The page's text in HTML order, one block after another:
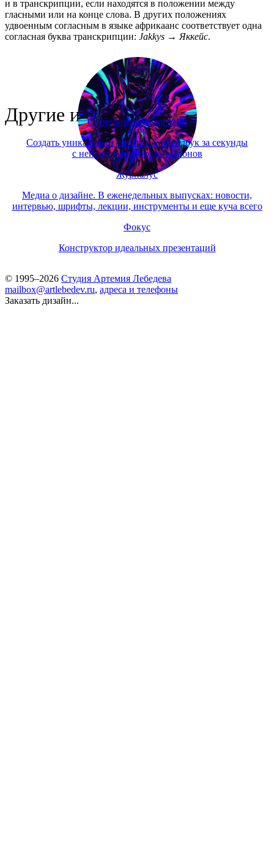
и в транскрипции, если находятся в положении между
гласными или на конце слова. В других положениях
удвоенным согласным в языке африкаанс соответствует одна
согласная буква транскрипции: Jakkys → Яккейс.
Другие инструменты
Сгенерировать логотип
Создать уникальный логотип и брендбук за секунды
с нейросетью Николай Иронов
Журналус
Медиа о дизайне. В еженедельных выпусках: новости,
интервью, шрифты, лекции, инструменты и еще куча всего
Фокус
Конструктор идеальных презентаций
© 1995–2026 Студия Артемия Лебедева
mailbox@artlebedev.ru, адреса и телефоны
Заказать дизайн...